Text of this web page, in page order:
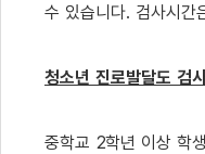
수 있습니다. 검사시간
청소년 진로발달도 검
중학교 2학년 이상 학